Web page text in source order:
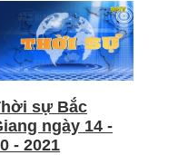
sự Bắc
ngày 14 -
- 2021